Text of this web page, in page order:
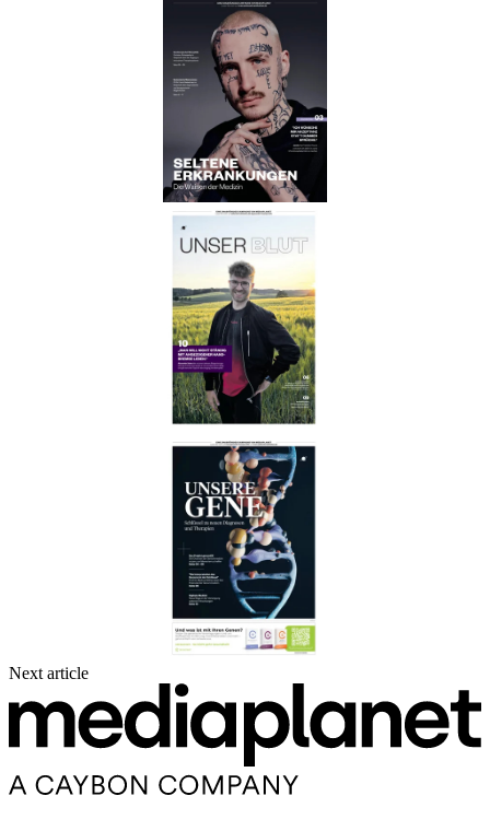
Next article